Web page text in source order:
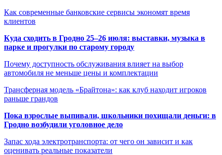
Как современные банковские сервисы экономят время
клиентов
Куда сходить в Гродно 25–26 июля: выставки, музыка в
парке и прогулки по старому городу
Почему доступность обслуживания влияет на выбор
автомобиля не меньше цены и комплектации
Трансферная модель «Брайтона»: как клуб находит игроков
раньше грандов
Пока взрослые выпивали, школьники похищали деньги: в
Гродно возбудили уголовное дело
Запас хода электротранспорта: от чего он зависит и как
оценивать реальные показатели